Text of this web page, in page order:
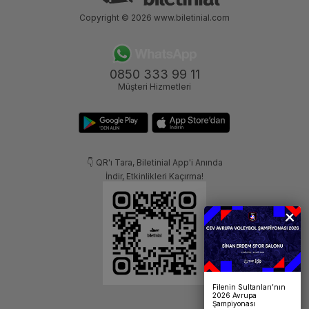
0850 333 99 11
Müşteri Hizmetleri
👇 QR'ı Tara, Biletinial App'i Anında
İndir, Etkinlikleri Kaçırma!
Copyright © 2026 www.biletinial.com
Filenin Sultanları’nın
2026 Avrupa
Şampiyonası